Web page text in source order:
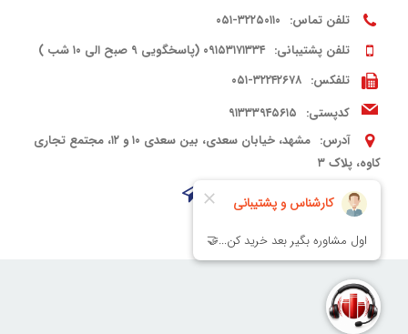
تلفن تماس: ۳۲۲۵۰۱۱۰-۰۵۱
تلفن پشتیبانی: ۰۹۱۵۳۱۷۱۳۳۴ (پاسخگویی ۹ صبح الی ۱۰ شب )
تلفکس: ۳۲۲۴۲۶۷۸-۰۵۱
کدپستی: ۹۱۳۳۳۹۴۵۶۱۵
آدرس:
مشهد، خیابان سعدی، بین سعدی ۱۰ و ۱۲، مجتمع تجاری
کاوه، پلاک ۳
شبکه های اجتماعی: